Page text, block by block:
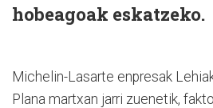
hobeagoak eskatzeko.
Michelin-Lasarte enpresak
Plana martxan jarri zuenetik,